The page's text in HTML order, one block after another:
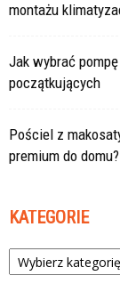
montażu
Jak wybrać
początkujących
Pościel z
premium do domu?
KATEGORIE
Kategorie